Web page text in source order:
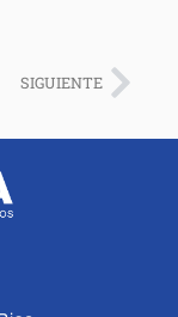
SIGUIENTE